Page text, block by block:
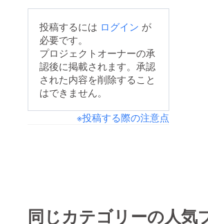
投稿するには ログイン が
必要です。
プロジェクトオーナーの承
認後に掲載されます。承認
された内容を削除すること
はできません。
※投稿する際の注意点
同じカテゴリーの人気